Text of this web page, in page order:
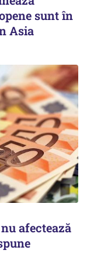
sunt în
Asia
afectează